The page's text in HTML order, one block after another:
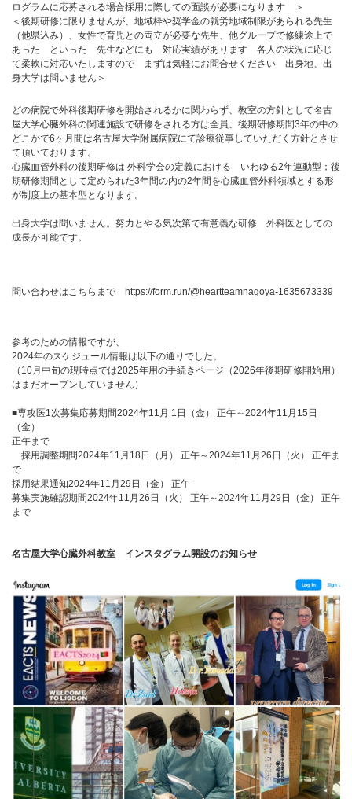
ログラムに応募される場合採用に際しての面談が必要になります ＞
＜後期研修に限りませんが、地域枠や奨学金の就労地域制限があられる先生
（他県込み）、女性で育児との両立が必要な先生、他グループで修練途上で
あった といった 先生などにも 対応実績があります 各人の状況に応じ
て柔軟に対応いたしますので まずは気軽にお問合せください 出身地、出
身大学は問いません＞
どの病院で外科後期研修を開始されるかに関わらず、教室の方針として名古
屋大学心臓外科の関連施設で研修をされる方は全員、後期研修期間3年の中の
どこかで6ヶ月間は名古屋大学附属病院にて診療従事していただく方針とさせ
て頂いております。
心臓血管外科の後期研修は 外科学会の定義における いわゆる2年連動型；後
期研修期間として定められた3年間の内の2年間を心臓血管外科領域とする形
が制度上の基本型となります。
出身大学は問いません。努力とやる気次第で有意義な研修 外科医としての
成長が可能です。
問い合わせはこちらまで https://form.run/@heartteamnagoya-1635673339
参考のための情報ですが、
2024年のスケジュール情報は以下の通りでした。
（10月中旬の現時点では2025年用の手続きページ（2026年後期研修開始用）
はまだオープンしていません）
■専攻医1次募集応募期間2024年11月 1日（金） 正午～2024年11月15日
（金）
正午まで
採用調整期間2024年11月18日（月） 正午～2024年11月26日（火） 正午ま
で
採用結果通知2024年11月29日（金） 正午
募集実施確認期間2024年11月26日（火） 正午～2024年11月29日（金） 正午
まで
名古屋大学心臓外科教室 インスタグラム開設のお知らせ